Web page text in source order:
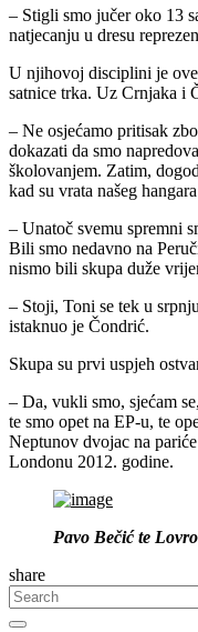
– Stigli smo jučer oko 13
natjecanju u dresu
U njihovoj disciplini je ove
satnice trka. Uz Crnjaka i
– Ne osjećamo pritisak
dokazati da smo
školovanjem. Zatim,
kad su vrata našeg
– Unatoč svemu spremni
Bili smo nedavno na
nismo bili skupa duže
– Stoji, Toni se tek u
istaknuo je Čondrić.
Skupa su prvi uspjeh
– Da, vukli smo, sjećam
te smo opet na EP-u, te
Neptunov dvojac na
Londonu 2012. godine.
Pavo Bečić te
share